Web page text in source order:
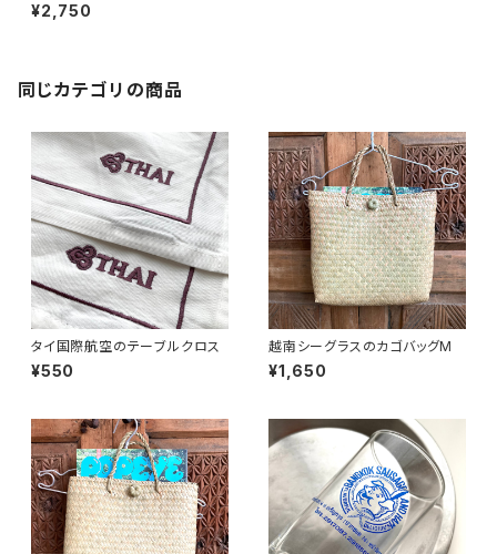
¥2,750
同じカテゴリの商品
タイ国際航空のテーブルクロス
¥550
越南シーグラスのカゴバッグM
¥1,650